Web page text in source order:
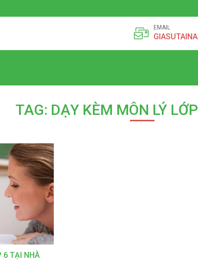
EMAIL
TAG: DẠY KÈM MÔN LÝ
6 TẠI NHÀ